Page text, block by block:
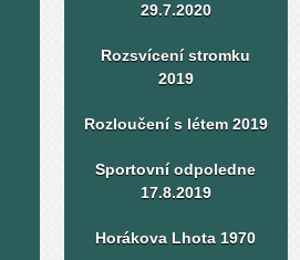
29.7.2020
Rozsvícení stromku
2019
Rozloučení s létem 2019
Sportovní odpoledne
17.8.2019
Horákova Lhota 1970